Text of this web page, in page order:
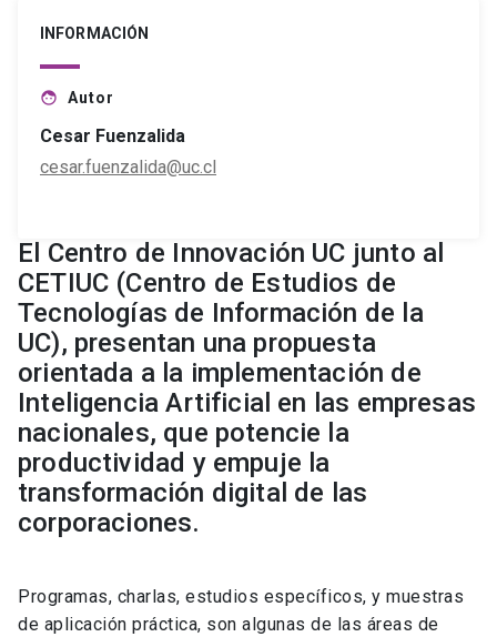
INFORMACIÓN
face Autor
Cesar Fuenzalida
cesar.fuenzalida@uc.cl
El Centro de Innovación UC junto al
CETIUC (Centro de Estudios de
Tecnologías de Información de la
UC), presentan una propuesta
orientada a la implementación de
Inteligencia Artificial en las empresas
nacionales, que potencie la
productividad y empuje la
transformación digital de las
corporaciones.
Programas, charlas, estudios específicos, y muestras
de aplicación práctica, son algunas de las áreas de